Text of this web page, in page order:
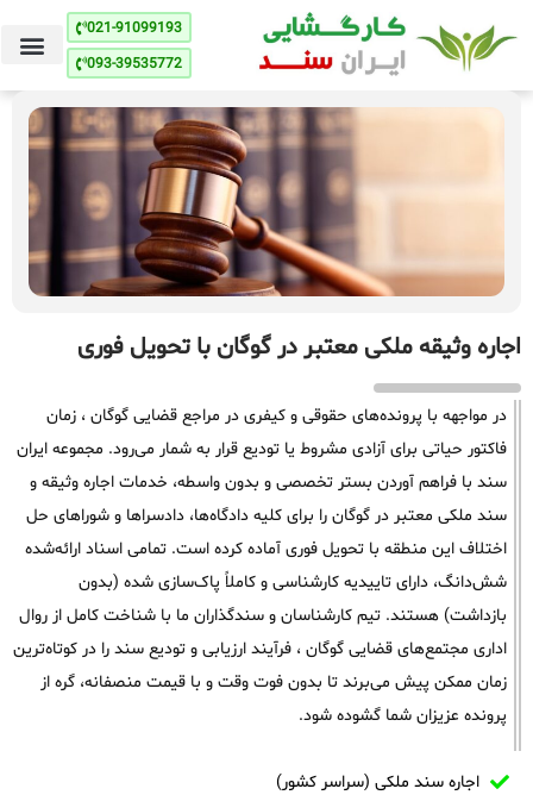
021-91099193
093-39535772
اجاره وثیقه ملکی معتبر در گوگان با تحویل فوری
در مواجهه با پرونده‌های حقوقی و کیفری در مراجع قضایی گوگان ، زمان
فاکتور حیاتی برای آزادی مشروط یا تودیع قرار به شمار می‌رود. مجموعه ایران
سند با فراهم آوردن بستر تخصصی و بدون واسطه، خدمات اجاره وثیقه و
سند ملکی معتبر در گوگان را برای کلیه دادگاه‌ها، دادسراها و شوراهای حل
اختلاف این منطقه با تحویل فوری آماده کرده است. تمامی اسناد ارائه‌شده
شش‌دانگ، دارای تاییدیه کارشناسی و کاملاً پاک‌سازی شده (بدون
بازداشت) هستند. تیم کارشناسان و سندگذاران ما با شناخت کامل از روال
اداری مجتمع‌های قضایی گوگان ، فرآیند ارزیابی و تودیع سند را در کوتاه‌ترین
زمان ممکن پیش می‌برند تا بدون فوت وقت و با قیمت منصفانه، گره از
پرونده عزیزان شما گشوده شود.
اجاره سند ملکی (سراسر کشور)